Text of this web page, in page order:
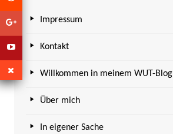
Impressum
Kontakt
Willkommen in meinem WUT-Blog
Über mich
In eigener Sache